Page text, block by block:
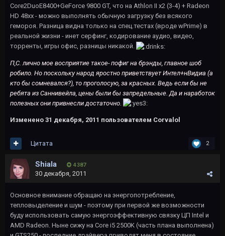
Core2DuoЕ8400+GeForce 9800 GT, что на Athlon II x2 (3-4) + Radeon
HD 48xx - можно выполнять обычную загрузку без всякого
гемороя. Разница видна только на спец.тестах (вроде wPrime) в
реальной жизни - инет серфинг, кодирование аудио, видео,
торренты, игры офис, разницы никакой.
П,С. лично мое восприятие такое- пофиг на брэнды, главное шоб
робило. Но поскольку народ яростно приветствует Интел+нВидиа (а
кто бы сомневался?), то проголосую, за красных. Ведь если бы не
ребята из Саннивейла, цены были бы запредельные. Да и наработок
полезных они привнесли достаточно.
Изменено 31 декабря, 2011 пользователем Corvalol
2
Цитата
Shiala 4 387
30 декабря, 2011
Основное внимание обращаю на энергопотребление,
тепловыделение и шум - поэтому при первой же возможности
буду использовать самую энергоэффективную связку ЦП Intel и
AMD Radeon. Ныне сижу на Core i5 2500K (часть плана выполнена)